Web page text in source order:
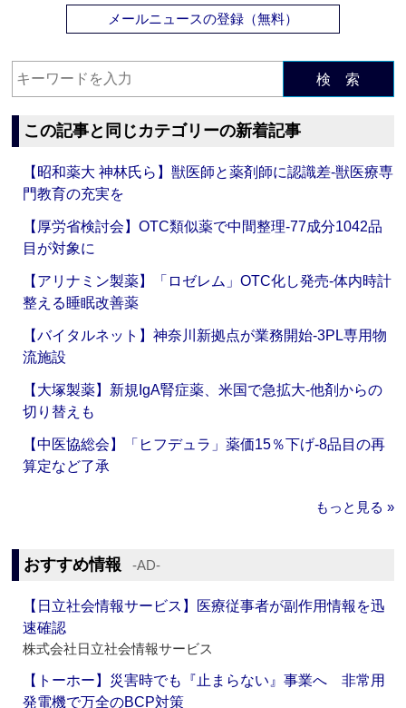
メールニュースの登録（無料）
検 索
この記事と同じカテゴリーの新着記事
【昭和薬大 神林氏ら】獣医師と薬剤師に認識差‐獣医療専
門教育の充実を
【厚労省検討会】OTC類似薬で中間整理‐77成分1042品
目が対象に
【アリナミン製薬】「ロゼレム」OTC化し発売‐体内時計
整える睡眠改善薬
【バイタルネット】神奈川新拠点が業務開始‐3PL専用物
流施設
【大塚製薬】新規IgA腎症薬、米国で急拡大‐他剤からの
切り替えも
【中医協総会】「ヒフデュラ」薬価15％下げ‐8品目の再
算定など了承
もっと見る »
おすすめ情報 ‐AD‐
【日立社会情報サービス】医療従事者が副作用情報を迅
速確認
株式会社日立社会情報サービス
【トーホー】災害時でも『止まらない』事業へ 非常用
発電機で万全のBCP対策